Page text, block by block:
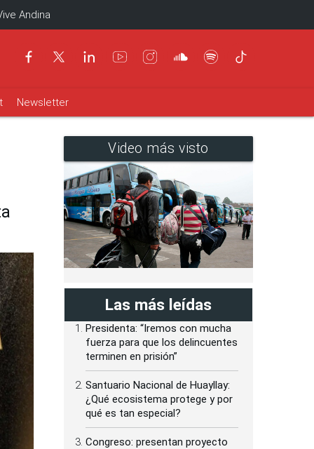
Andina
Newsletter
Video más visto
Las más leídas
Presidenta: “Iremos con mucha
fuerza para que los delincuentes
terminen en prisión”
Santuario Nacional de Huayllay:
¿Qué ecosistema protege y por
qué es tan especial?
Congreso: presentan proyecto